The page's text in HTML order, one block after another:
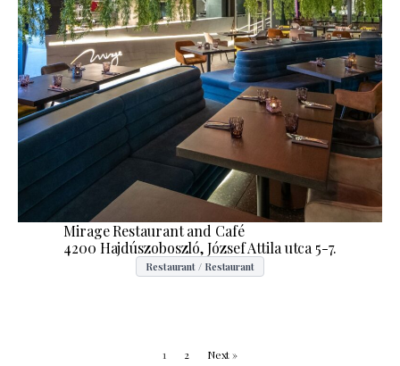
Mirage Restaurant and Café
4200 Hajdúszoboszló, József Attila utca 5-7.
Restaurant / Restaurant
1 2 Next »